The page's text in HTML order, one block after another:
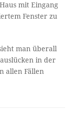
mit Eingang
Fenster zu
man überall
in der
allen Fällen